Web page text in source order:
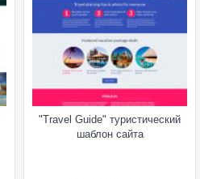
"Travel Guide" туристический
шаблон сайта